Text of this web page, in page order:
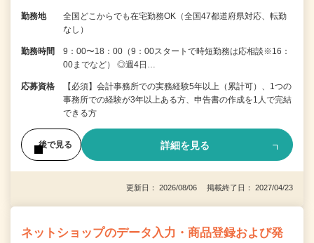
勤務地
全国どこからでも在宅勤務OK（全国47都道府県対応、転勤
なし）
勤務時間
9：00〜18：00（9：00スタートで時短勤務は応相談※16：
00までなど） ◎週4日…
応募資格
【必須】会計事務所での実務経験5年以上（累計可）、1つの
事務所での経験が3年以上ある方、申告書の作成を1人で完結
できる方
後で見る 詳細を見る
更新日： 2026/08/06 掲載終了日： 2027/04/23
ネットショップのデータ入力・商品登録および発